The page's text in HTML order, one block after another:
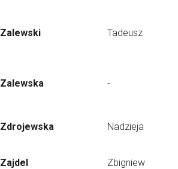
Zalewski Tadeusz
Zalewska -
Zdrojewska Nadzieja
Zajdel Zbigniew